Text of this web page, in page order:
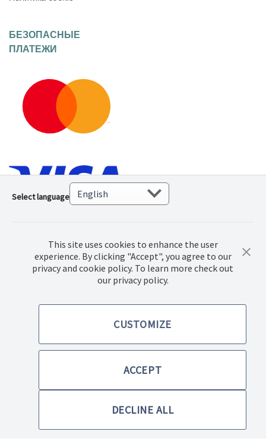
БЕЗОПАСНЫЕ
ПЛАТЕЖИ
© 2022 Norwex Baltic SIA, Все права защищены.
Правила купли-продажи товаров
Select language
This site uses cookies to enhance the user
experience. By clicking "Accept", you agree to our
privacy and cookie policy. To learn more check out
our privacy policy.
CUSTOMIZE
ACCEPT
DECLINE ALL